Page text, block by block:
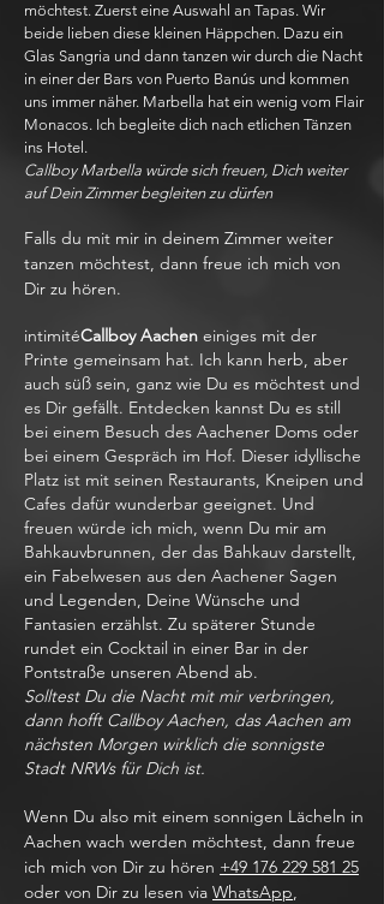
möchtest. Zuerst eine Auswahl an Tapas. Wir
beide lieben diese kleinen Häppchen. Dazu ein
Glas Sangria und dann tanzen wir durch die Nacht
in einer der Bars von Puerto Banús und kommen
uns immer näher. Marbella hat ein wenig vom Flair
Monacos. Ich begleite dich nach etlichen Tänzen
ins Hotel.
Callboy Marbella würde sich freuen, Dich weiter
auf Dein Zimmer begleiten zu dürfen
Falls du mit mir in deinem Zimmer weiter
tanzen möchtest, dann freue ich mich von
Dir zu hören.
intimitéCallboy Aachen einiges mit der
Printe gemeinsam hat. Ich kann herb, aber
auch süß sein, ganz wie Du es möchtest und
es Dir gefällt. Entdecken kannst Du es still
bei einem Besuch des Aachener Doms oder
bei einem Gespräch im Hof. Dieser idyllische
Platz ist mit seinen Restaurants, Kneipen und
Cafes dafür wunderbar geeignet. Und
freuen würde ich mich, wenn Du mir am
Bahkauvbrunnen, der das Bahkauv darstellt,
ein Fabelwesen aus den Aachener Sagen
und Legenden, Deine Wünsche und
Fantasien erzählst. Zu späterer Stunde
rundet ein Cocktail in einer Bar in der
Pontstraße unseren Abend ab.
Solltest Du die Nacht mit mir verbringen,
dann hofft Callboy Aachen, das Aachen am
nächsten Morgen wirklich die sonnigste
Stadt NRWs für Dich ist.
Wenn Du also mit einem sonnigen Lächeln in
Aachen wach werden möchtest, dann freue
ich mich von Dir zu hören +49 176 229 581 25
oder von Dir zu lesen via WhatsApp,